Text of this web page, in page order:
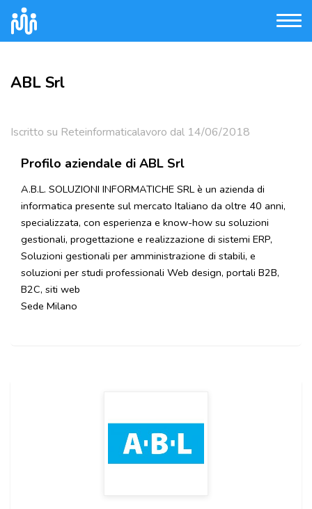
ABL Srl
Iscritto su Reteinformaticalavoro dal 14/06/2018
Profilo aziendale di ABL Srl
A.B.L. SOLUZIONI INFORMATICHE SRL è un azienda di
informatica presente sul mercato Italiano da oltre 40 anni,
specializzata, con esperienza e know-how su soluzioni
gestionali, progettazione e realizzazione di sistemi ERP,
Soluzioni gestionali per amministrazione di stabili, e
soluzioni per studi professionali Web design, portali B2B,
B2C, siti web
Sede Milano